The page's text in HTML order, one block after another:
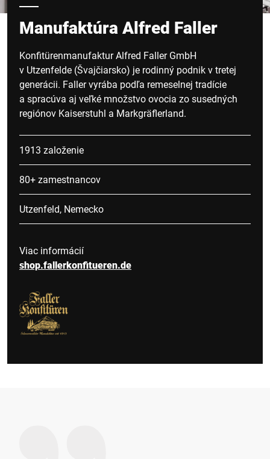
Manufaktúra Alfred Faller
Konfitürenmanufaktur Alfred Faller GmbH
v Utzenfelde (Švajčiarsko) je rodinný podnik v tretej
generácii. Faller vyrába podľa remeselnej tradície
a spracúva aj veľké množstvo ovocia zo susedných
regiónov Kaiserstuhl a Markgräflerland.
1913 založenie
80+ zamestnancov
Utzenfeld, Nemecko
Viac informácií
shop.fallerkonfitueren.de